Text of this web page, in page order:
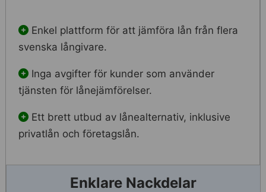
Enkel plattform för att jämföra lån från flera
svenska långivare.
Inga avgifter för kunder som använder
tjänsten för lånejämförelser.
Ett brett utbud av lånealternativ, inklusive
privatlån och företagslån.
Enklare Nackdelar